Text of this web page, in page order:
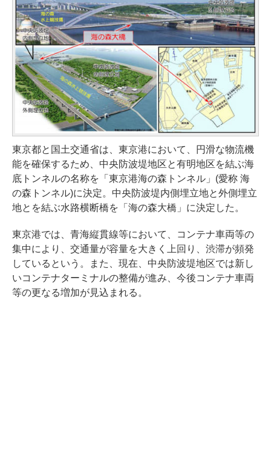
東京都と国土交通省は、東京港において、円滑な物流機
能を確保するため、中央防波堤地区と有明地区を結ぶ海
底トンネルの名称を「東京港海の森トンネル」(愛称 海
の森トンネル)に決定。中央防波堤内側埋立地と外側埋立
地とを結ぶ水路横断橋を「海の森大橋」に決定した。
東京港では、青海縦貫線等において、コンテナ車両等の
集中により、交通量が容量を大きく上回り、渋滞が頻発
しているという。また、現在、中央防波堤地区では新し
いコンテナターミナルの整備が進み、今後コンテナ車両
等の更なる増加が見込まれる。